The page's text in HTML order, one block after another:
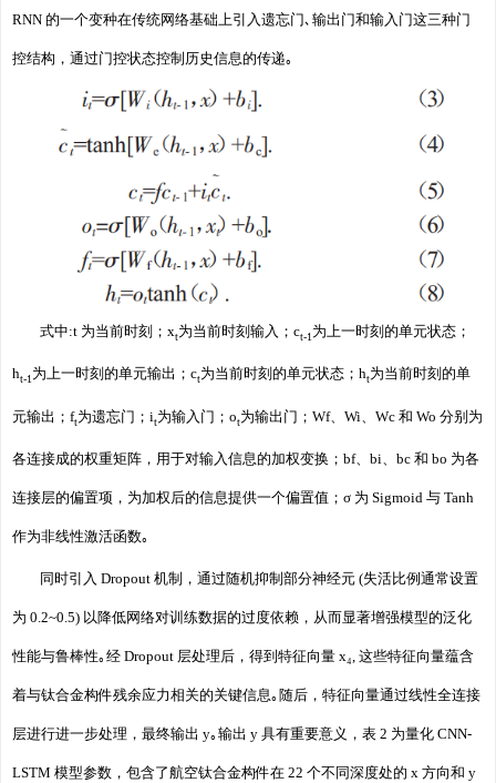
RNN 的一个变种在传统网络基础上引入遗忘门､输出门和输入门这三种门
控结构，通过门控状态控制历史信息的传递｡
式中:t 为当前时刻；xt为当前时刻输入；ct-1为上一时刻的单元状态；
ht-1 为上一时刻的单元输出；ct为当前时刻的单元状态；ht为当前时刻的单
元输出；ft为遗忘门；it为输入门；ot为输出门；Wf、Wi、Wc 和 Wo 分别为
各连接成的权重矩阵，用于对输入信息的加权变换；bf、bi、bc 和 bo 为各
连接层的偏置项，为加权后的信息提供一个偏置值；σ 为 Sigmoid 与 Tanh
作为非线性激活函数｡
同时引入 Dropout 机制，通过随机抑制部分神经元 (失活比例通常设置
为 0.2~0.5) 以降低网络对训练数据的过度依赖，从而显著增强模型的泛化
性能与鲁棒性｡经 Dropout 层处理后，得到特征向量 x₄, 这些特征向量蕴含
着与钛合金构件残余应力相关的关键信息｡随后，特征向量通过线性全连接
层进行进一步处理，最终输出 y｡输出 y 具有重要意义，表 2 为量化 CNN-
LSTM 模型参数，包含了航空钛合金构件在 22 个不同深度处的 x 方向和 y